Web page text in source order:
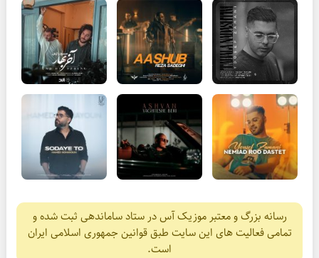
رسانه بزرگ و معتبر موزیک آس در ستاد ساماندهی ثبت شده و
تمامی فعالیت های این سایت طبق قوانین جمهوری اسلامی ایران
است.